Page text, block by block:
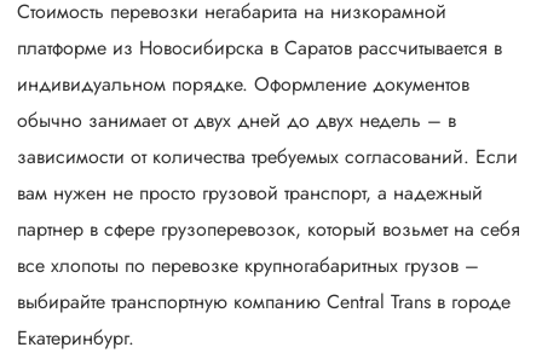
Стоимость перевозки негабарита на низкорамной
платформе из Новосибирска в Саратов рассчитывается в
индивидуальном порядке. Оформление документов
обычно занимает от двух дней до двух недель – в
зависимости от количества требуемых согласований. Если
вам нужен не просто грузовой транспорт, а надежный
партнер в сфере грузоперевозок, который возьмет на себя
все хлопоты по перевозке крупногабаритных грузов –
выбирайте транспортную компанию Central Trans в городе
Екатеринбург.